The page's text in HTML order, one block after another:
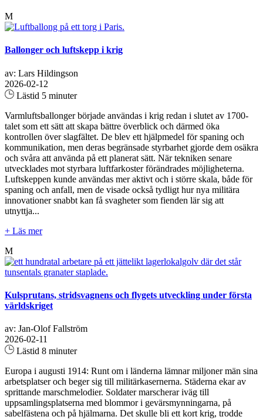
M
Ballonger och luftskepp i krig
av: Lars Hildingson
2026-02-12
Lästid 5 minuter
Varmluftsballonger började användas i krig redan i slutet av 1700-
talet som ett sätt att skapa bättre överblick och därmed öka
kontrollen över slagfältet. De blev ett hjälpmedel för spaning och
kommunikation, men deras begränsade styrbarhet gjorde dem osäkra
och svåra att använda på ett planerat sätt. När tekniken senare
utvecklades mot styrbara luftfarkoster förändrades möjligheterna.
Luftskeppen kunde användas mer aktivt och i större skala, både för
spaning och anfall, men de visade också tydligt hur nya militära
innovationer snabbt kan få svagheter som fienden lär sig att
utnyttja...
+ Läs mer
M
Kulsprutans, stridsvagnens och flygets utveckling under första
världskriget
av: Jan-Olof Fallström
2026-02-11
Lästid 8 minuter
Europa i augusti 1914: Runt om i länderna lämnar miljoner män sina
arbetsplatser och beger sig till militärkasernerna. Städerna ekar av
sprittande marschmelodier. Soldater marscherar iväg till
uppsamlingsplatserna med blommor i gevärsmynningarna, på
sabelfästena och på hjälmarna. Det skulle bli ett kort krig, trodde